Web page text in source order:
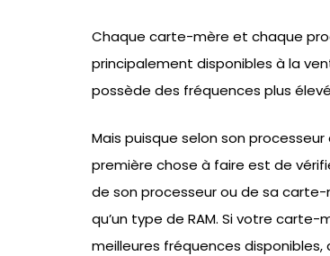
Chaque carte-mère et chaque
principalement disponibles à la
possède des fréquences plus
Mais puisque selon son
première chose à faire est de
de son processeur ou de sa carte-
qu’un type de RAM. Si votre
meilleures fréquences disponibles,